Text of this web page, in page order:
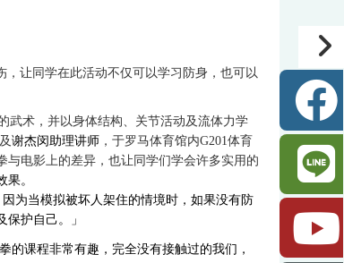
让同学在此活动不仅可以学习防身，也可以
武术，并以身体结构、关节活动及流体力学
谢杰闵助理讲师 ，于罗马体育馆内G201 体育
电影上的差异，也让同学们学会许多实用的
。
为当模拟被坏人架住的情境时，如果没有防
护自己。」
的课程非常有趣，完全没有接触过的我们，